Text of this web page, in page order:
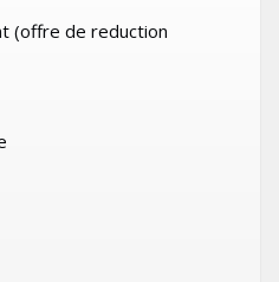
(offre de reduction